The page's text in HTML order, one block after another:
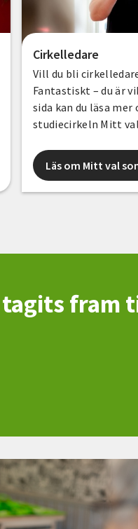
Cirkelledare
Vill du bli
Fantastiskt – du är
sida kan du läsa mer
studiecirkeln Mitt
Läs om Mitt val
fram